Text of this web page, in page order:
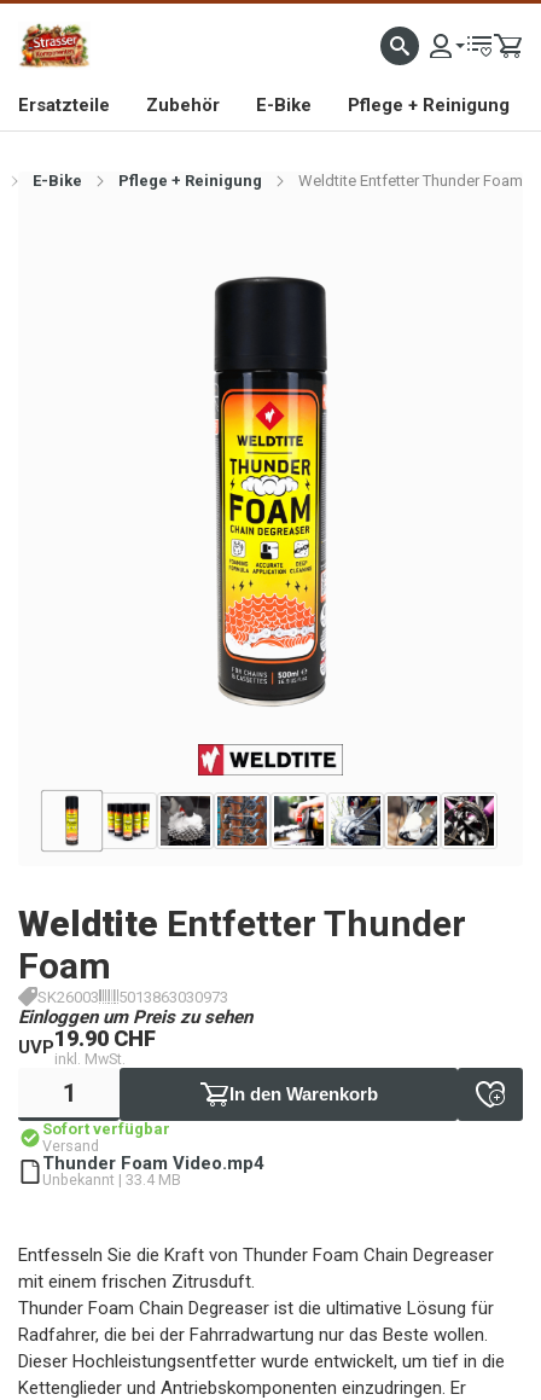
IMPORTEUR VON HOCHWERTIGEN FAHRRAD- UND MOFAERSATZTEILEN SEIT 1993
Ersatzteile Zubehör E-Bike Pflege + Reinigung
E-Bike Pflege + Reinigung Weldtite Entfetter Thunder Foam
Weldtite Entfetter Thunder
Foam
SK26003 5013863030973
Einloggen um Preis zu sehen
UVP19.90 CHF
inkl. MwSt.
In den Warenkorb
Sofort verfügbar
Versand
Thunder Foam Video.mp4
Unbekannt | 33.4 MB
Entfesseln Sie die Kraft von Thunder Foam Chain Degreaser
mit einem frischen Zitrusduft.
Thunder Foam Chain Degreaser ist die ultimative Lösung für
Radfahrer, die bei der Fahrradwartung nur das Beste wollen.
Dieser Hochleistungsentfetter wurde entwickelt, um tief in die
Kettenglieder und Antriebskomponenten einzudringen. Er